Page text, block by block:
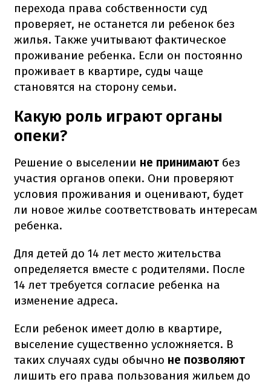
перехода права собственности суд
проверяет, не останется ли ребенок без
жилья. Также учитывают фактическое
проживание ребенка. Если он постоянно
проживает в квартире, суды чаще
становятся на сторону семьи.
Какую роль играют органы
опеки?
Решение о выселении не принимают без
участия органов опеки. Они проверяют
условия проживания и оценивают, будет
ли новое жилье соответствовать интересам
ребенка.
Для детей до 14 лет место жительства
определяется вместе с родителями. После
14 лет требуется согласие ребенка на
изменение адреса.
Если ребенок имеет долю в квартире,
выселение существенно усложняется. В
таких случаях суды обычно не позволяют
лишить его права пользования жильем до